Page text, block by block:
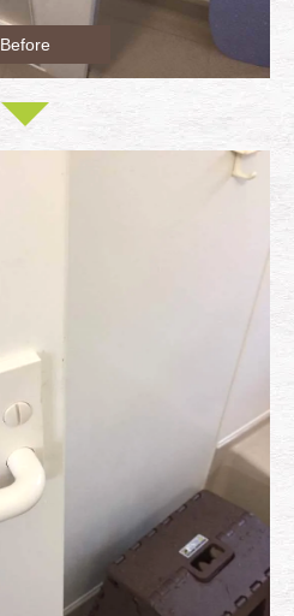
Before